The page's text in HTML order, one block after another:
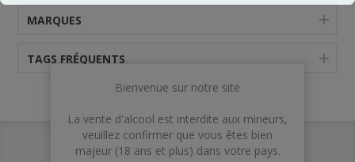
MARQUES
TAGS FRÉQUENTS
Bienvenue sur notre site
La vente d'alcool est interdite aux mineurs,
veuillez confirmer que vous êtes bien
majeur (18 ans et plus) dans votre pays.